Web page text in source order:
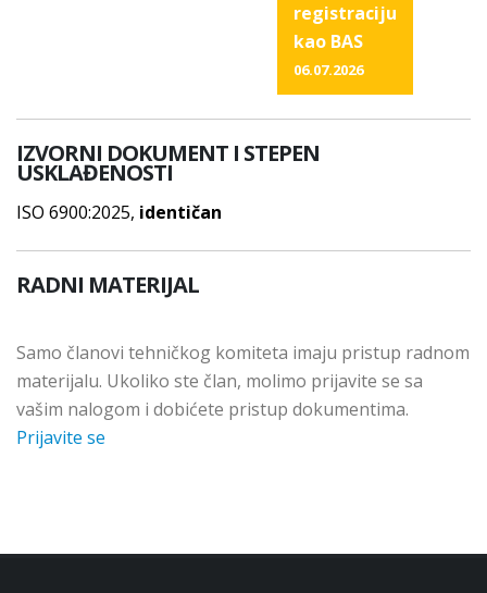
registraciju
kao BAS
06.07.2026
IZVORNI DOKUMENT I STEPEN
USKLAĐENOSTI
ISO 6900:2025, identičan
RADNI MATERIJAL
Samo članovi tehničkog komiteta imaju pristup radnom
materijalu. Ukoliko ste član, molimo prijavite se sa
vašim nalogom i dobićete pristup dokumentima.
Prijavite se